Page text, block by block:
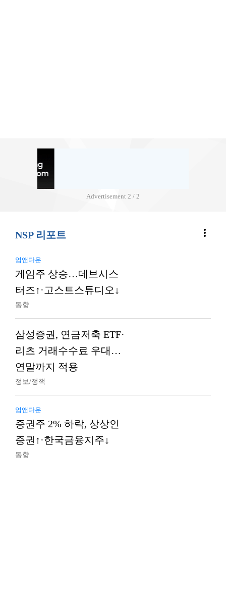
Advertisement 2 / 2
NSP 리포트 more_vert
업앤다운
게임주 상승…데브시스
터즈↑·고스트스튜디오↓
동향
삼성증권, 연금저축 ETF·
리츠 거래수수료 우대…
연말까지 적용
정보/정책
업앤다운
증권주 2% 하락, 상상인
증권↑·한국금융지주↓
동향